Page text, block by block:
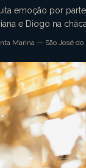
emoção por
e Diogo na
Marina — São José do